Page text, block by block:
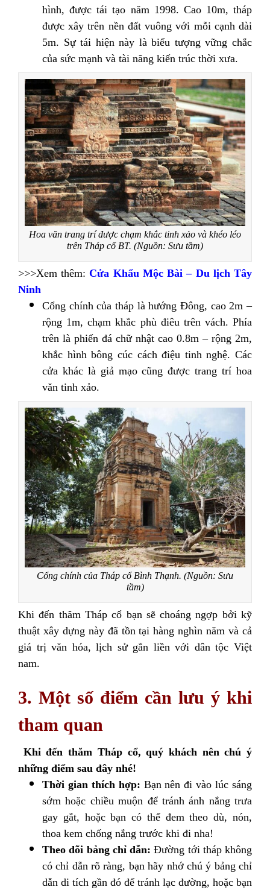
hình, được tái tạo năm 1998. Cao 10m, tháp
được xây trên nền đất vuông với mỗi cạnh dài
5m. Sự tái hiện này là biểu tượng vững chắc
của sức mạnh và tài năng kiến trúc thời xưa.
Hoa văn trang trí được chạm khắc tinh xảo và khéo léo
trên Tháp cổ BT. (Nguồn: Sưu tầm)
>>>Xem thêm:Cửa Khẩu Mộc Bài – Du lịch Tây
Ninh
Cổng chính của tháp là hướng Đông, cao 2m –
rộng 1m, chạm khắc phù điêu trên vách. Phía
trên là phiến đá chữ nhật cao 0.8m – rộng 2m,
khắc hình bông cúc cách điệu tinh nghệ. Các
cửa khác là giả mạo cũng được trang trí hoa
văn tinh xảo.
Cổng chính của Tháp cổ Bình Thạnh. (Nguồn: Sưu
tầm)
Khi đến thăm Tháp cổ bạn sẽ choáng ngợp bởi kỹ
thuật xây dựng này đã tồn tại hàng nghìn năm và cả
giá trị văn hóa, lịch sử gắn liền với dân tộc Việt
nam.
3. Một số điểm cần lưu ý khi
tham quan
Khi đến thăm Tháp cổ, quý khách nên chú ý
những điểm sau đây nhé!
Thời gian thích hợp: Bạn nên đi vào lúc sáng
sớm hoặc chiều muộn để tránh ánh nắng trưa
gay gắt, hoặc bạn có thể đem theo dù, nón,
thoa kem chống nắng trước khi đi nha!
Theo dõi bảng chỉ dẫn: Đường tới tháp không
có chỉ dẫn rõ ràng, bạn hãy nhớ chú ý bảng chỉ
dẫn di tích gần đó để tránh lạc đường, hoặc bạn